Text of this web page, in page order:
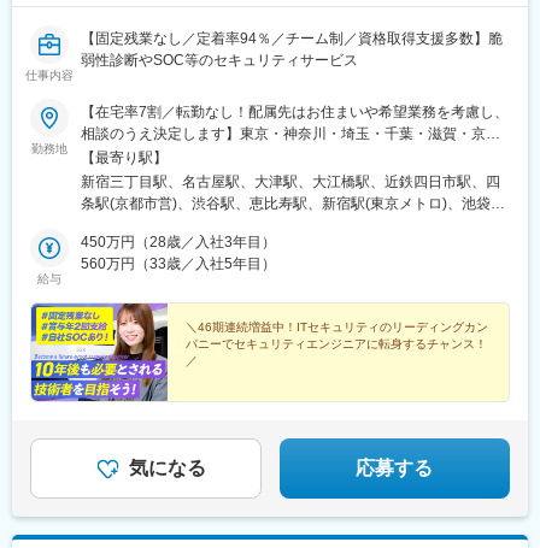
仕事内容
【固定残業なし／定着率94％／チーム制／資格取得支援多数】脆
弱性診断やSOC等のセキュリティサービス
勤務地
【在宅率7割／転勤なし！配属先はお住まいや希望業務を考慮し、
相談のうえ決定します】東京・神奈川・埼玉・千葉・滋賀・京
都・大阪・兵庫・愛知・岐阜・三重・福井の各プロジェクト先※リ
モートワーク（在宅勤務）が全体の7割。フルリモート案件もあり
ます。※U・Ｉターン歓迎！引っ越し費用は全額負担します。※転
社内規定あり）！【プロジェクトエリア】■本社・東京支社／東京
都渋谷区千駄ヶ谷5丁目31番11号 住友不動産新宿南口ビル 16階⇒
古屋市中村区名駅2-38-2 オーキッドビル2階⇒名古屋市内を中心
とした愛知・岐阜・福井（福井市）■大阪支社／大阪市北区中之島
2-2-7 中之島セントラルタワー24階⇒大阪を中心に兵庫（神戸
市）・京都■大津支社／滋賀県大津市京町2-5-10 大津神港ビルヂ
ング2階⇒滋賀■四日市支社／三重県四日市市浜田町12-18 アーク
【最寄り駅】
新宿三丁目駅、名古屋駅、大津駅、大江橋駅、近鉄四日市駅、四
条駅(京都市営)、渋谷駅、恵比寿駅、新宿駅(東京メトロ)、池袋
イド駅、天王洲アイル駅、大崎駅、内幸町駅、大手町駅(東京都)、
御茶ノ水駅、麹町駅、半蔵門駅、市ケ谷駅、東京駅、秋葉原駅、
駅、東銀座駅、京橋駅(東京都)、中野新橋駅、中野駅(東京都)、護
国寺駅、上野駅、門前仲町駅、木場駅(東京都)、豊洲駅、東京テレ
ポート駅、西日暮里駅、板橋区役所前駅、多摩センター駅、京王
永山駅、八王子駅、国領駅、府中駅(東京都)、三鷹駅、横浜駅、み
なとみらい駅、桜木町駅、関内駅、鶴見駅、保土ケ谷駅、川崎
ニュータウン中央駅、大曽根駅、岩塚駅、金山駅(愛知県)、久屋大
通駅、伏見駅(愛知県)、丸の内駅(愛知県)、栄駅(愛知県)、今池駅
給与
450万円（28歳／入社3年目）
560万円（33歳／入社5年目）
＼46期連続増益中！ITセキュリティのリーディングカン
パニーでセキュリティエンジニアに転身するチャンス！
／
気になる 応募する